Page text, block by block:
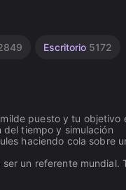
Escritorio 5172
puesto y tu objetivo
tiempo y simulación
haciendo cola sobre
un referente mundial.